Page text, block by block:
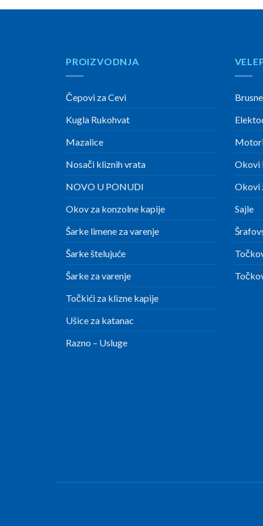
PROIZVODNJA
Čepovi za Cevi
Kugla Rukohvat
Mazalice
Nosači kliznih vrata
NOVO U PONUDI
Okov za konzolne kapije
Šarke limene za varenje
Šarke štelujuće
Šarke za varenje
Točkići za klizne kapije
Ušice za katanac
Razno – Usluge
Okovi
Okovi
Sajle